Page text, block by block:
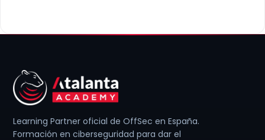
Learning Partner oficial de OffSec en España.
Formación en ciberseguridad para dar el